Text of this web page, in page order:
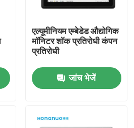
एल्यूमीनियम एम्बेडेड औद्योगिक
मॉनिटर शॉक प्रतिरोधी कंपन
प्रतिरोधी
जांच भेजें